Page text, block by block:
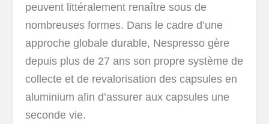
peuvent littéralement renaître sous de
nombreuses formes. Dans le cadre d’une
approche globale durable, Nespresso gère
depuis plus de 27 ans son propre système de
collecte et de revalorisation des capsules en
aluminium afin d’assurer aux capsules une
seconde vie.